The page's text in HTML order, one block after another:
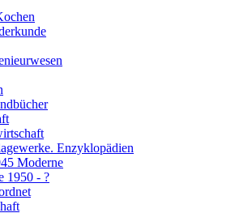
Enzyklopädien
Moderne
1950 - ?